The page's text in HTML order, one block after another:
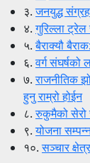
३.जनयुद्ध
४.गुरिल्ला
५.बैराक्यौ
६.वर्ग संघर्षको
७.राजनीतिक
हुनु राम्रो होईन
८.रुकुमैको सेरो
९.योजना
१०.सञ्चार